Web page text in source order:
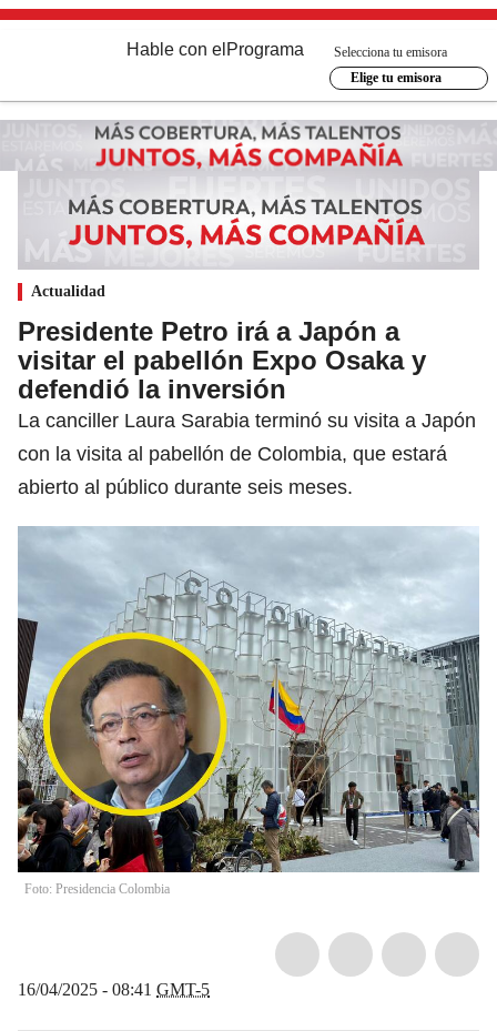
Hable con el Programa
Selecciona tu emisora
Elige tu emisora
Actualidad
Presidente Petro irá a Japón a
visitar el pabellón Expo Osaka y
defendió la inversión
La canciller Laura Sarabia terminó su visita a Japón
con la visita al pabellón de Colombia, que estará
abierto al público durante seis meses.
Foto: Presidencia Colombia
16/04/2025 - 08:41 GMT-5